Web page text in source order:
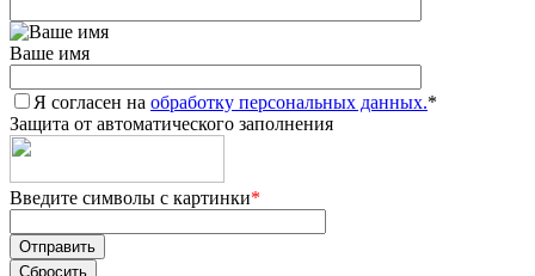
Ваше имя
Я согласен на обработку персональных данных.*
Защита от автоматического заполнения
Введите символы с картинки*